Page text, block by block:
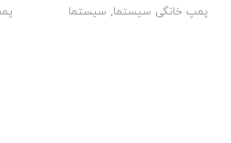
پمپ خانگی سیستما, سیستما